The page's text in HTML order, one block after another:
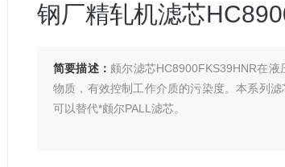
钢厂精轧机滤芯
简要描述： 颇尔滤芯HC8900FKS39HNR在
物质，有效控制工作介质的污染度。本系列
可以替代*颇尔PALL滤芯。